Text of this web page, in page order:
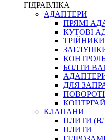
ФІТИНГИ
АКСЕСУАРИ
ТРУБКИ ТА
ФІТИНГИ ГІДРАВЛІЧНІ
ФІТИНГИ
ЗАХИСТ РУКАВІВ
ФІТИНГИ KARCHER
ФІТИНГИ НА ПІДЙОМ
КОНЕКТОРИ
ХОМУТИ
ГІДРАВЛІКА
АДАПТЕРИ
ПРЯМІ
КУТОВІ
ТРІЙНИКИ
БОЛТИ
ДЛЯ
КЛАПАНИ
ПЛИТИ
ПЛИТИ